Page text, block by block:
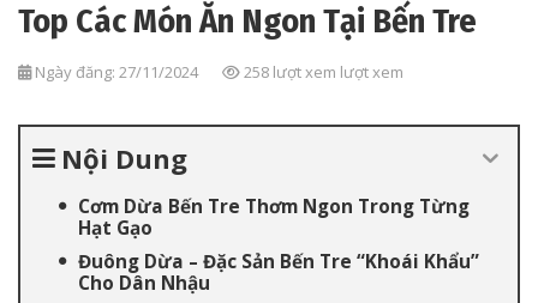
Top Các Món Ăn Ngon Tại Bến Tre
Ngày đăng: 27/11/2024 258 lượt xem lượt xem
Nội Dung
Cơm Dừa Bến Tre Thơm Ngon Trong Từng
Hạt Gạo
Đuông Dừa – Đặc Sản Bến Tre “Khoái Khẩu”
Cho Dân Nhậu